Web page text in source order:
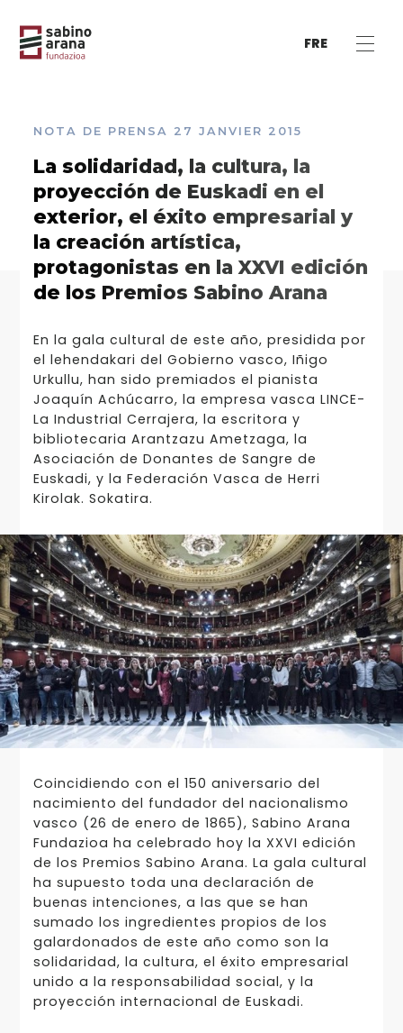
FRE
NOTA DE PRENSA 27 JANVIER 2015
La solidaridad, la cultura, la
proyección de Euskadi en el
exterior, el éxito empresarial y
la creación artística,
protagonistas en la XXVI edición
de los Premios Sabino Arana
En la gala cultural de este año, presidida por
el lehendakari del Gobierno vasco, Iñigo
Urkullu, han sido premiados el pianista
Joaquín Achúcarro, la empresa vasca LINCE-
La Industrial Cerrajera, la escritora y
bibliotecaria Arantzazu Ametzaga, la
Asociación de Donantes de Sangre de
Euskadi, y la Federación Vasca de Herri
Kirolak. Sokatira.
Coincidiendo con el 150 aniversario del
nacimiento del fundador del nacionalismo
vasco (26 de enero de 1865), Sabino Arana
Fundazioa ha celebrado hoy la XXVI edición
de los Premios Sabino Arana. La gala cultural
ha supuesto toda una declaración de
buenas intenciones, a las que se han
sumado los ingredientes propios de los
galardonados de este año como son la
solidaridad, la cultura, el éxito empresarial
unido a la responsabilidad social, y la
proyección internacional de Euskadi.